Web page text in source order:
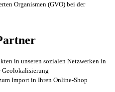
Organismen (GVO) bei der
in unseren sozialen Netzwerken in
Geolokalisierung
Import in Ihren Online-Shop